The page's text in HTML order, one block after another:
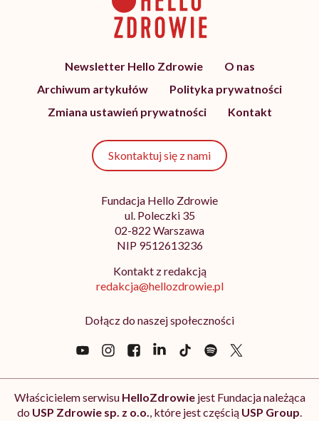
Newsletter Hello Zdrowie
O nas
Archiwum artykułów
Polityka prywatności
Zmiana ustawień prywatności
Kontakt
Skontaktuj się z nami
Fundacja Hello Zdrowie
ul. Poleczki 35
02-822 Warszawa
NIP 9512613236
Kontakt z redakcją
redakcja@hellozdrowie.pl
Dołącz do naszej społeczności
Właścicielem serwisu HelloZdrowiejest Fundacja należąca
do USP Zdrowie sp. z o.o., które jest częścią USP Group.